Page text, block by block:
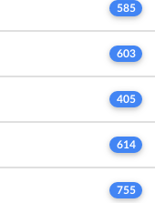
585
603
405
614
755